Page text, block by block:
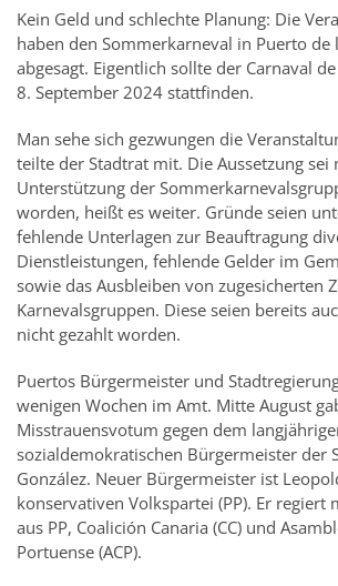
Kein Geld und schlechte Planung: Die
haben den Sommerkarneval in Puerto de
abgesagt. Eigentlich sollte der Carnaval
8. September 2024 stattfinden.
Man sehe sich gezwungen die
teilte der Stadtrat mit. Die Aussetzung
Unterstützung der
worden, heißt es weiter. Gründe seien
fehlende Unterlagen zur Beauftragung
Dienstleistungen, fehlende Gelder im
sowie das Ausbleiben von zugesicherten
Karnevalsgruppen. Diese seien bereits
nicht gezahlt worden.
Puertos Bürgermeister und
wenigen Wochen im Amt. Mitte August
Misstrauensvotum gegen dem
sozialdemokratischen Bürgermeister der
González. Neuer Bürgermeister ist
konservativen Volkspartei (PP). Er regiert
aus PP, Coalición Canaria (CC) und
Portuense (ACP).